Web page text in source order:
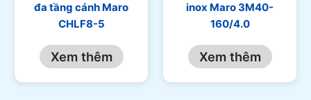
đa tầng cánh Maro
CHLF8-5
Xem thêm
inox Maro 3M40-
160/4.0
Xem thêm